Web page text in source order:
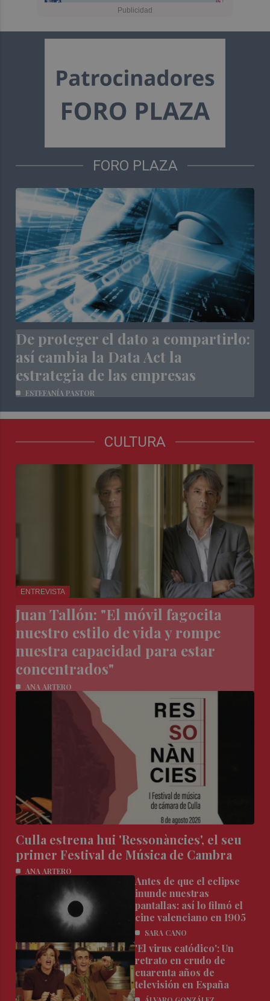
FORO PLAZA
De proteger el dato a compartirlo:
así cambia la Data Act la
estrategia de las empresas
ESTEFANÍA PASTOR
CULTURA
ENTREVISTA
Juan Tallón: "El móvil fagocita
nuestro estilo de vida y rompe
nuestra capacidad para estar
concentrados"
ANA ARTERO
Culla estrena hui 'Ressonàncies', el seu
primer Festival de Música de Cambra
ANA ARTERO
Antes de que el eclipse
inunde nuestras
pantallas: así lo filmó el
cine valenciano en 1905
SARA CANO
'El virus catódico': Un
retrato en crudo de
cuarenta años de
televisión en España